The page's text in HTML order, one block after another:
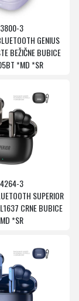
3
GENIUS
BEŽIČNE BUBICE
*MD *SR
3
SUPERIOR
CRNE BUBICE
*SR